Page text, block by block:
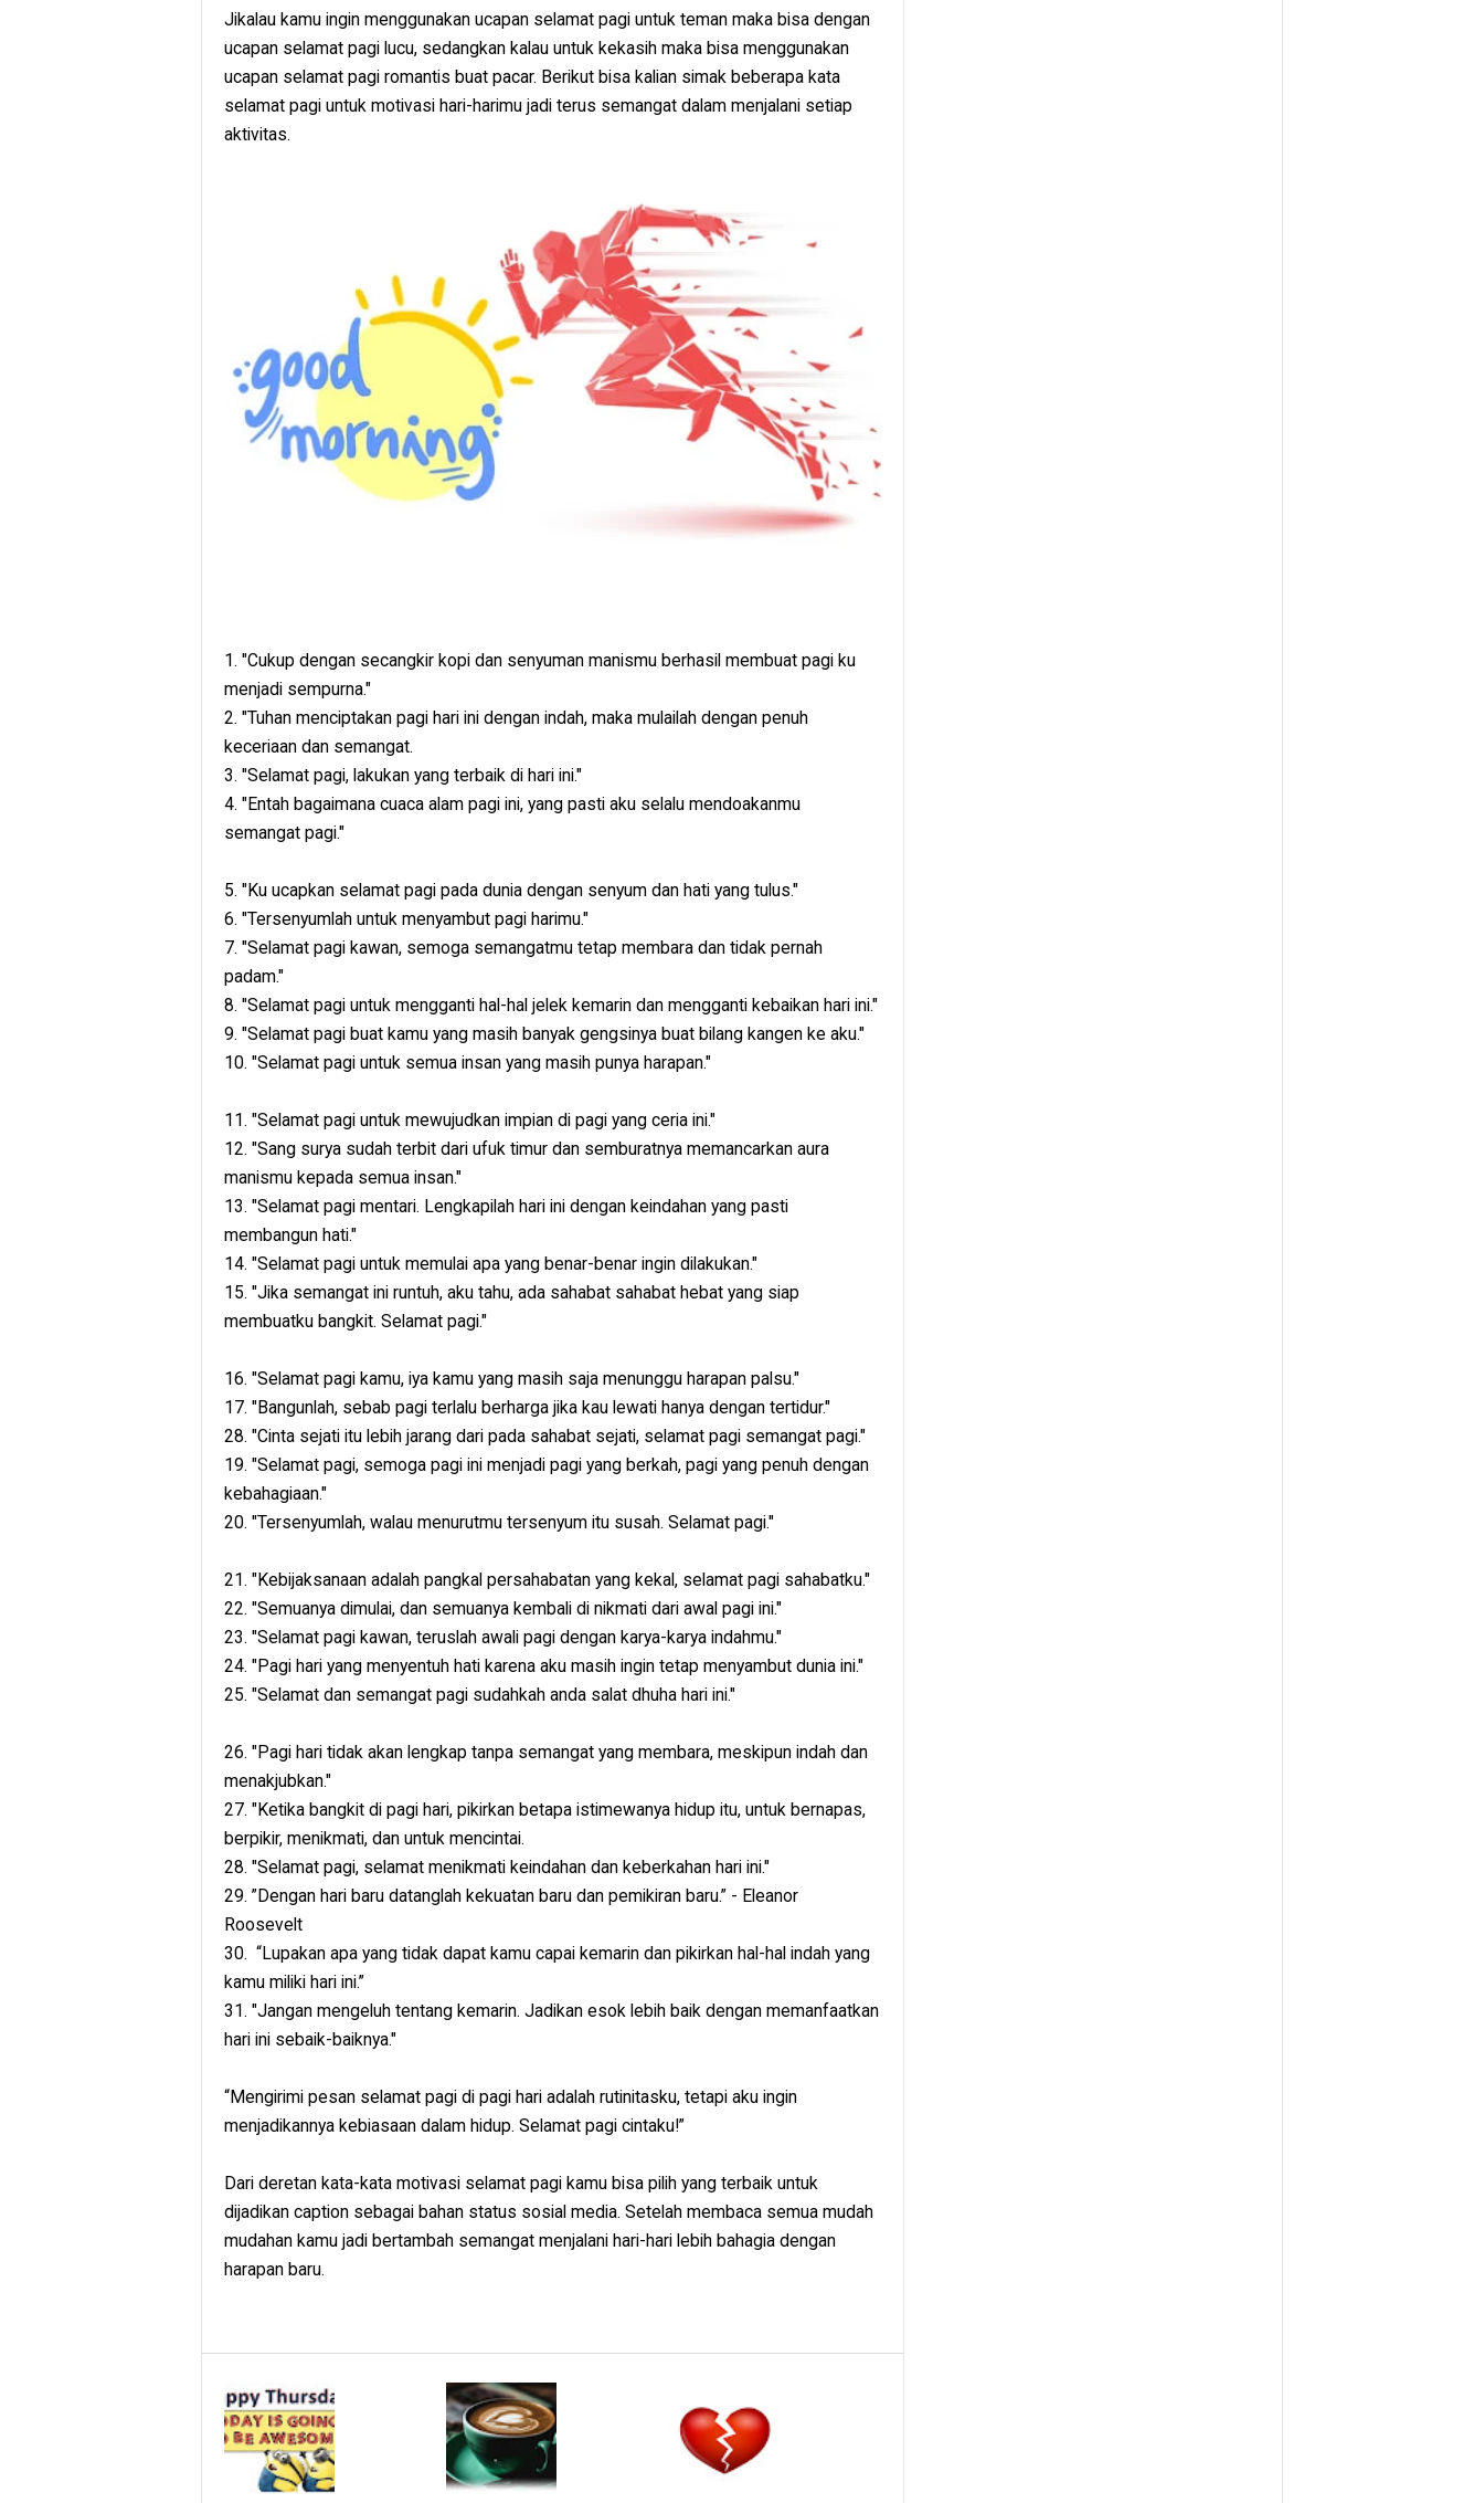
Jikalau kamu ingin menggunakan ucapan selamat pagi untuk teman maka bisa dengan
ucapan selamat pagi lucu, sedangkan kalau untuk kekasih maka bisa menggunakan
ucapan selamat pagi romantis buat pacar. Berikut bisa kalian simak beberapa kata
selamat pagi untuk motivasi hari-harimu jadi terus semangat dalam menjalani setiap
aktivitas.
1. "Cukup dengan secangkir kopi dan senyuman manismu berhasil membuat pagi ku
menjadi sempurna."
2. "Tuhan menciptakan pagi hari ini dengan indah, maka mulailah dengan penuh
keceriaan dan semangat.
3. "Selamat pagi, lakukan yang terbaik di hari ini."
4. "Entah bagaimana cuaca alam pagi ini, yang pasti aku selalu mendoakanmu
semangat pagi."
5. "Ku ucapkan selamat pagi pada dunia dengan senyum dan hati yang tulus."
6. "Tersenyumlah untuk menyambut pagi harimu."
7. "Selamat pagi kawan, semoga semangatmu tetap membara dan tidak pernah
padam."
8. "Selamat pagi untuk mengganti hal-hal jelek kemarin dan mengganti kebaikan hari ini."
9. "Selamat pagi buat kamu yang masih banyak gengsinya buat bilang kangen ke aku."
10. "Selamat pagi untuk semua insan yang masih punya harapan."
11. "Selamat pagi untuk mewujudkan impian di pagi yang ceria ini."
12. "Sang surya sudah terbit dari ufuk timur dan semburatnya memancarkan aura
manismu kepada semua insan."
13. "Selamat pagi mentari. Lengkapilah hari ini dengan keindahan yang pasti
membangun hati."
14. "Selamat pagi untuk memulai apa yang benar-benar ingin dilakukan."
15. "Jika semangat ini runtuh, aku tahu, ada sahabat sahabat hebat yang siap
membuatku bangkit. Selamat pagi."
16. "Selamat pagi kamu, iya kamu yang masih saja menunggu harapan palsu."
17. "Bangunlah, sebab pagi terlalu berharga jika kau lewati hanya dengan tertidur."
28. "Cinta sejati itu lebih jarang dari pada sahabat sejati, selamat pagi semangat pagi."
19. "Selamat pagi, semoga pagi ini menjadi pagi yang berkah, pagi yang penuh dengan
kebahagiaan."
20. "Tersenyumlah, walau menurutmu tersenyum itu susah. Selamat pagi."
21. "Kebijaksanaan adalah pangkal persahabatan yang kekal, selamat pagi sahabatku."
22. "Semuanya dimulai, dan semuanya kembali di nikmati dari awal pagi ini."
23. "Selamat pagi kawan, teruslah awali pagi dengan karya-karya indahmu."
24. "Pagi hari yang menyentuh hati karena aku masih ingin tetap menyambut dunia ini."
25. "Selamat dan semangat pagi sudahkah anda salat dhuha hari ini."
26. "Pagi hari tidak akan lengkap tanpa semangat yang membara, meskipun indah dan
menakjubkan."
27. "Ketika bangkit di pagi hari, pikirkan betapa istimewanya hidup itu, untuk bernapas,
berpikir, menikmati, dan untuk mencintai.
28. "Selamat pagi, selamat menikmati keindahan dan keberkahan hari ini."
29. ”Dengan hari baru datanglah kekuatan baru dan pemikiran baru.” - Eleanor
Roosevelt
30. “Lupakan apa yang tidak dapat kamu capai kemarin dan pikirkan hal-hal indah yang
kamu miliki hari ini.”
31. "Jangan mengeluh tentang kemarin. Jadikan esok lebih baik dengan memanfaatkan
hari ini sebaik-baiknya."
“Mengirimi pesan selamat pagi di pagi hari adalah rutinitasku, tetapi aku ingin
menjadikannya kebiasaan dalam hidup. Selamat pagi cintaku!”
Dari deretan kata-kata motivasi selamat pagi kamu bisa pilih yang terbaik untuk
dijadikan caption sebagai bahan status sosial media. Setelah membaca semua mudah
mudahan kamu jadi bertambah semangat menjalani hari-hari lebih bahagia dengan
harapan baru.